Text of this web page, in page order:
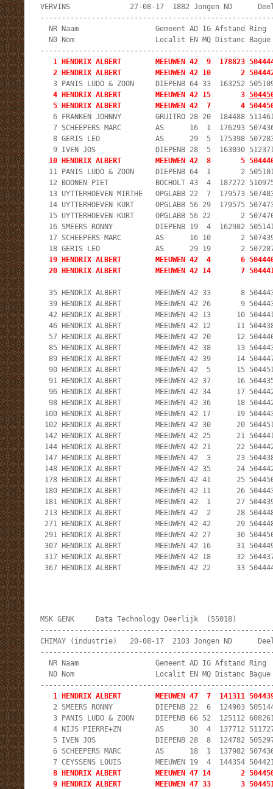
VERVINS              27-08-17  1882 Jongen ND
NR Naam                  Gemeent AD IG
N0 Nom                   Localit EN MQ
1 HENDRIX ALBERT        MEEUWEN 42  9
2 HENDRIX ALBERT        MEEUWEN 42 10       2
   4 HENDRIX ALBERT        MEEUWEN 42 15       3
5 HENDRIX ALBERT        MEEUWEN 42  7       4
6 FRANKEN JOHNNY        GRUITRO 28 20
7 SCHEEPERS MARC        AS      16  1
8 GERIS LEO             AS      29  5
10 HENDRIX ALBERT        MEEUWEN 42  8       5
11 PANIS LUDO & ZOON     DIEPENB 64  1
12 BOONEN PIET           BOCHOLT 43  4
13 UYTTERHOEVEN MIRTHE   OPGLABB 22  7
14 UYTTERHOEVEN KURT     OPGLABB 56 29
15 UYTTERHOEVEN KURT     OPGLABB 56 22
16 SMEERS RONNY          DIEPENB 19  4
17 SCHEEPERS MARC        AS      16 10
19 HENDRIX ALBERT        MEEUWEN 42  4
20 HENDRIX ALBERT        MEEUWEN 42 14       7
35 HENDRIX ALBERT        MEEUWEN 42 33       8
39 HENDRIX ALBERT        MEEUWEN 42 26
42 HENDRIX ALBERT        MEEUWEN 42 13
46 HENDRIX ALBERT        MEEUWEN 42 12
57 HENDRIX ALBERT        MEEUWEN 42 20
85 HENDRIX ALBERT        MEEUWEN 42 38
89 HENDRIX ALBERT        MEEUWEN 42 39
90 HENDRIX ALBERT        MEEUWEN 42  5
91 HENDRIX ALBERT        MEEUWEN 42 37
96 HENDRIX ALBERT        MEEUWEN 42 34
98 HENDRIX ALBERT        MEEUWEN 42 36
100 HENDRIX ALBERT        MEEUWEN 42 17
102 HENDRIX ALBERT        MEEUWEN 42 30
142 HENDRIX ALBERT        MEEUWEN 42 25
144 HENDRIX ALBERT        MEEUWEN 42 21
147 HENDRIX ALBERT        MEEUWEN 42  3
148 HENDRIX ALBERT        MEEUWEN 42 35
178 HENDRIX ALBERT        MEEUWEN 42 41
180 HENDRIX ALBERT        MEEUWEN 42 11
181 HENDRIX ALBERT        MEEUWEN 42  1
213 HENDRIX ALBERT        MEEUWEN 42  2
271 HENDRIX ALBERT        MEEUWEN 42 42
291 HENDRIX ALBERT        MEEUWEN 42 27
307 HENDRIX ALBERT        MEEUWEN 42 16
317 HENDRIX ALBERT        MEEUWEN 42 18
367 HENDRIX ALBERT        MEEUWEN 42 22      33
MSK GENK     Data
CHIMAY (industrie)   20-08-17  2103 Jongen ND
NR Naam                  Gemeent AD IG
N0 Nom                   Localit EN MQ
1 HENDRIX ALBERT        MEEUWEN 47  7  141311
2 SMEERS RONNY          DIEPENB 22  6
3 PANIS LUDO & ZOON     DIEPENB 66 52
4 NIJS PIERRE+ZN        AS      30  4
5 IVEN JOS              DIEPENB 28  8
6 SCHEEPERS MARC        AS      18  1
8 HENDRIX ALBERT        MEEUWEN 47 14
9 HENDRIX ALBERT        MEEUWEN 47 33